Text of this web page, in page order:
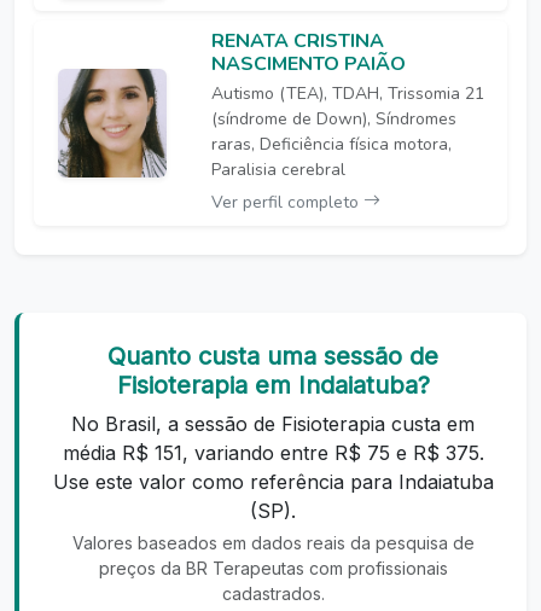
RENATA CRISTINA
NASCIMENTO PAIÃO
Autismo (TEA), TDAH, Trissomia 21
(síndrome de Down), Síndromes
raras, Deficiência física motora,
Paralisia cerebral
Ver perfil completo
Quanto custa uma sessão de
Fisioterapia em Indaiatuba?
No Brasil, a sessão de Fisioterapia custa em
média R$ 151, variando entre R$ 75 e R$ 375.
Use este valor como referência para Indaiatuba
(SP).
Valores baseados em dados reais da pesquisa de
preços da BR Terapeutas com profissionais
cadastrados.